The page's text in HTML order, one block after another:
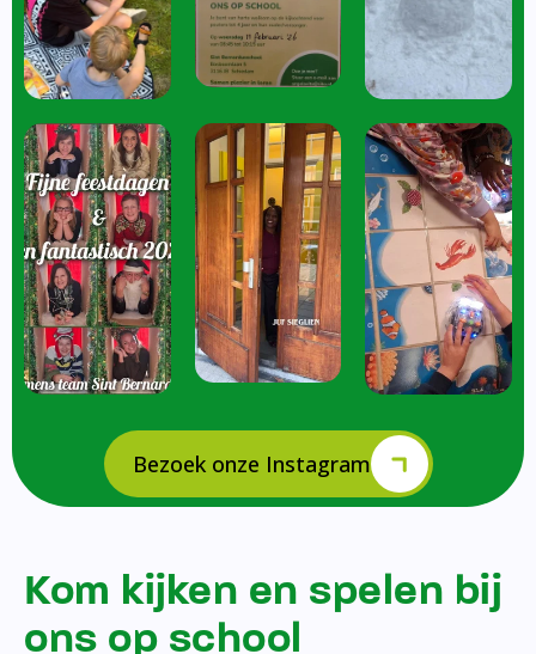
Bezoek onze Instagram
Kom kijken en spelen bij
ons op school